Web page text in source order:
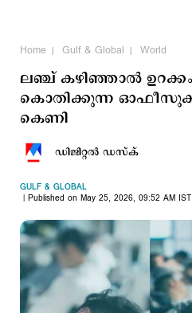
Home Gulf & Global World
ലഞ്ച് കഴിഞ്ഞാല്‍
കൊതിക്കുന്ന
കെണി
ഡിജിറ്റല്‍ ഡസ്ക്
GULF & GLOBAL
Published on May 25, 2026, 09:52 AM IST